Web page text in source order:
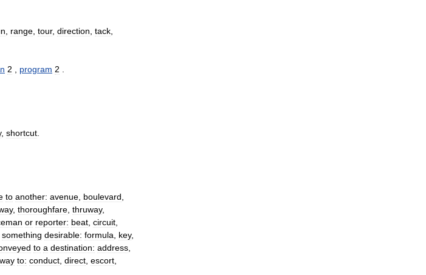
range tour, direction tack
2 program 2
, shortcut
to another: avenue boulevard
, thoroughfare thruway,
or reporter: beat circuit
something desirable: formula key,
to a destination: address
way to: conduct direct escort